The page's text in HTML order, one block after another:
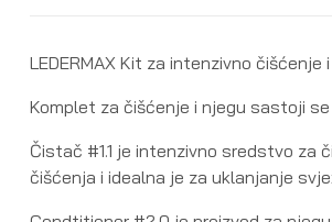
LEDERMAX Kit za intenzivno čišćenje
Komplet za čišćenje i njegu sastoji se
Čistač #1.1 je intenzivno sredstvo za
čišćenja i idealna je za uklanjanje